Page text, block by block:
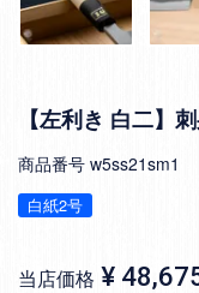
【左利き 白二】
商品番号 w5ss21sm1
白紙2号
当店価格 ¥